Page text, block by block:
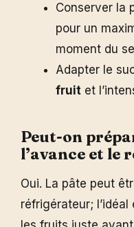
Conserver la
pour un
moment du
Adapter le
fruit et
Peut-on
l’avance et le
Oui. La pâte peut
réfrigérateur; l’idéal